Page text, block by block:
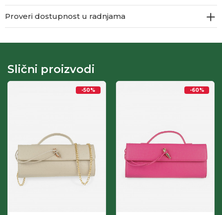
Proveri dostupnost u radnjama
Slični proizvodi
-50% -60%